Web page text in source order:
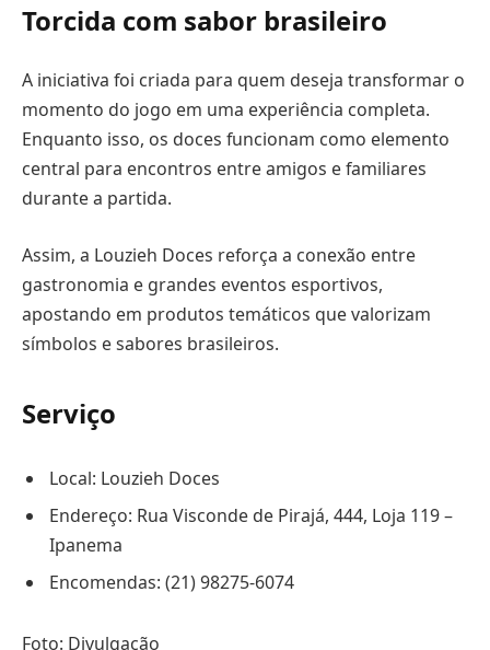
Torcida com sabor brasileiro
A iniciativa foi criada para quem deseja transformar o
momento do jogo em uma experiência completa.
Enquanto isso, os doces funcionam como elemento
central para encontros entre amigos e familiares
durante a partida.
Assim, a Louzieh Doces reforça a conexão entre
gastronomia e grandes eventos esportivos,
apostando em produtos temáticos que valorizam
símbolos e sabores brasileiros.
Serviço
Local: Louzieh Doces
Endereço: Rua Visconde de Pirajá, 444, Loja 119 –
Ipanema
Encomendas: (21) 98275-6074
Foto: Divulgação